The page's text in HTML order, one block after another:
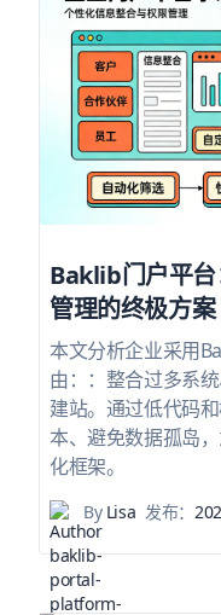
Baklib门户平
管理的终极方案
本文分析企业采用
由：：整合过多系
建站。通过低代码
本、避免数据孤岛
化框架。
ByLisa 发布：